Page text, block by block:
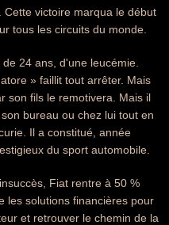
victoire marqua le début
tous les circuits du monde.
24 ans, d'une leucémie.
» faillit tout arrêter. Mais
son fils le remotivera. Mais il
bureau ou chez lui tout en
Il a constitué, année
du sport automobile.
Fiat rentre à 50 %
les solutions financières pour
et retrouver le chemin de la